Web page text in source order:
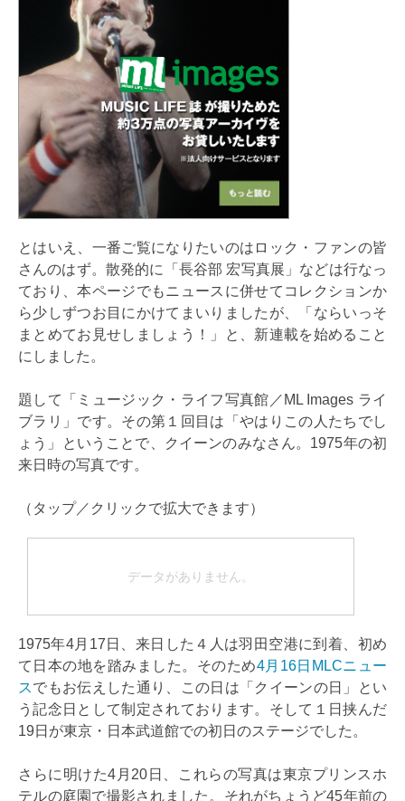
とはいえ、一番ご覧になりたいのはロック・ファンの皆
さんのはず。散発的に「長谷部 宏写真展」などは行なっ
ており、本ページでもニュースに併せてコレクションか
ら少しずつお目にかけてまいりましたが、「ならいっそ
まとめてお見せしましょう！」と、新連載を始めること
にしました。
題して「ミュージック・ライフ写真館／ML Images ライ
ブラリ」です。その第１回目は「やはりこの人たちでし
ょう」ということで、クイーンのみなさん。1975年の初
来日時の写真です。
（タップ／クリックで拡大できます）
データがありません。
1975年4月17日、来日した４人は羽田空港に到着、初め
て日本の地を踏みました。そのため4月16日MLCニュー
スでもお伝えした通り、この日は「クイーンの日」とい
う記念日として制定されております。そして１日挟んだ
19日が東京・日本武道館での初日のステージでした。
さらに明けた4月20日、これらの写真は東京プリンスホ
テルの庭園で撮影されました。それがちょうど45年前の